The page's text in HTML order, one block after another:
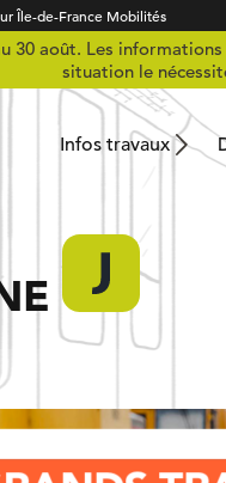
Île-de-France Mobilités
30 août. Les
situation le
Infos travaux